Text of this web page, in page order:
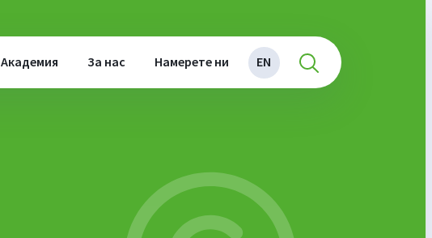
Академия За нас Намерете ни EN